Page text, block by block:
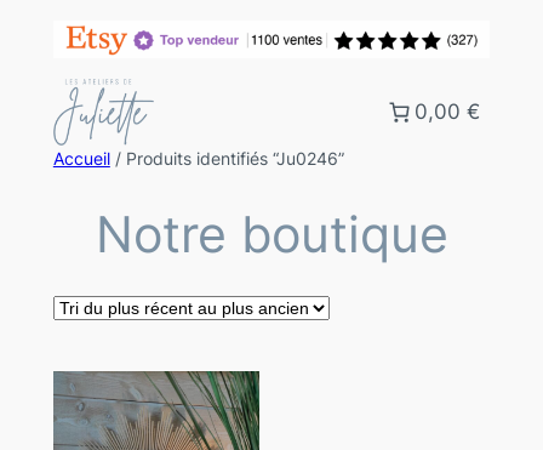
0,00 €
Accueil/ Produits identifiés “Ju0246”
Notre boutique